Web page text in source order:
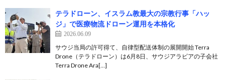
テラドローン、イスラム教最大の宗教行事「ハッ
ジ」で医療物流ドローン運用を本格化
2026.06.09
サウジ当局の許可得て、自律型配送体制の展開開始 Terra
Drone（テラドローン）は6月8日、サウジアラビアの子会社
Terra Drone Ara[…]